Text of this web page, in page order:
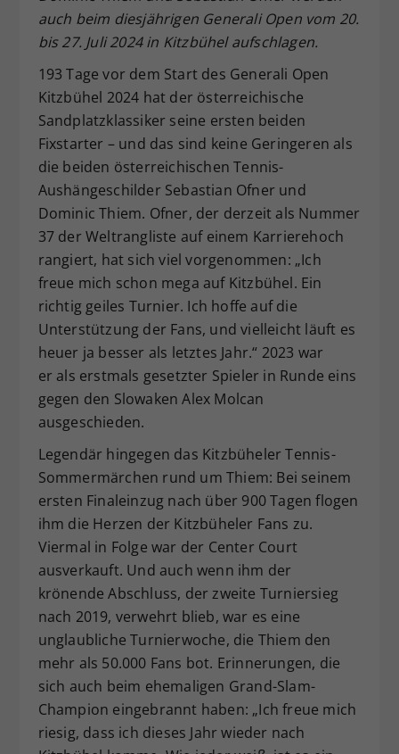
auch beim diesjährigen Generali Open vom 20.
bis 27. Juli 2024 in Kitzbühel aufschlagen.
193 Tage vor dem Start des Generali Open
Kitzbühel 2024 hat der österreichische
Sandplatzklassiker seine ersten beiden
Fixstarter – und das sind keine Geringeren als
die beiden österreichischen Tennis-
Aushängeschilder Sebastian Ofner und
Dominic Thiem. Ofner, der derzeit als Nummer
37 der Weltrangliste auf einem Karrierehoch
rangiert, hat sich viel vorgenommen: „Ich
freue mich schon mega auf Kitzbühel. Ein
richtig geiles Turnier. Ich hoffe auf die
Unterstützung der Fans, und vielleicht läuft es
heuer ja besser als letztes Jahr.“ 2023 war
er als erstmals gesetzter Spieler in Runde eins
gegen den Slowaken Alex Molcan
ausgeschieden.
Legendär hingegen das Kitzbüheler Tennis-
Sommermärchen rund um Thiem: Bei seinem
ersten Finaleinzug nach über 900 Tagen flogen
ihm die Herzen der Kitzbüheler Fans zu.
Viermal in Folge war der Center Court
ausverkauft. Und auch wenn ihm der
krönende Abschluss, der zweite Turniersieg
nach 2019, verwehrt blieb, war es eine
unglaubliche Turnierwoche, die Thiem den
mehr als 50.000 Fans bot. Erinnerungen, die
sich auch beim ehemaligen Grand-Slam-
Champion eingebrannt haben: „Ich freue mich
riesig, dass ich dieses Jahr wieder nach
Zweck
Dieser Wert speichert Ihre Consent-
Einstellungen. Unter anderem eine
historische Speicherung Ihrer
vorgenommen Einstellungen, falls der
Webseiten-Betreiber dies eingestellt
hat.